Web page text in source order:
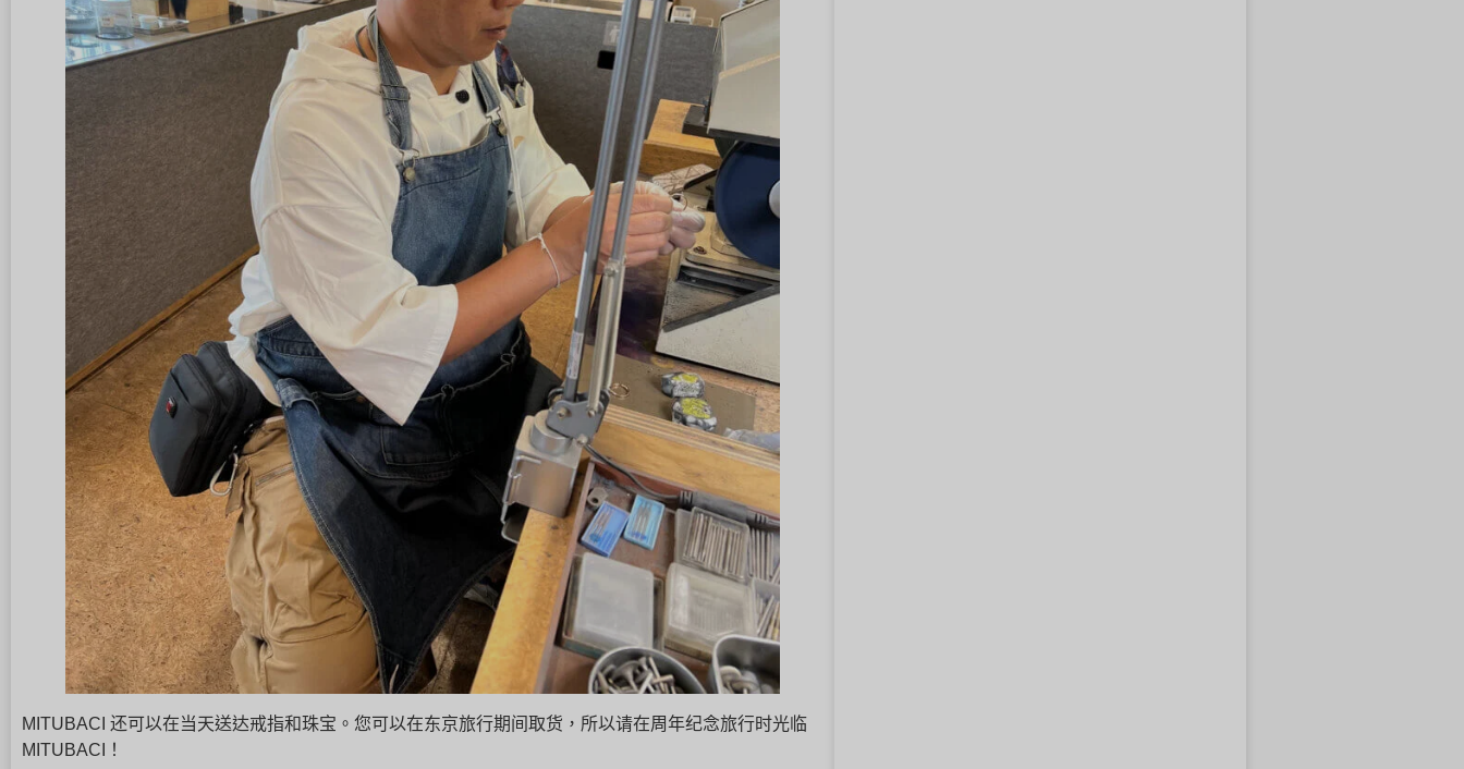
MITUBACI 还可以在当天送达戒指和珠宝。您可以在东京旅行期间取货，所以请在周年纪念旅行时光临
MITUBACI！